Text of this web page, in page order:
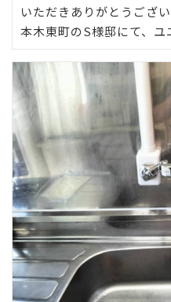
いただきありがとうござ
本木東町のS様邸にて、ユ